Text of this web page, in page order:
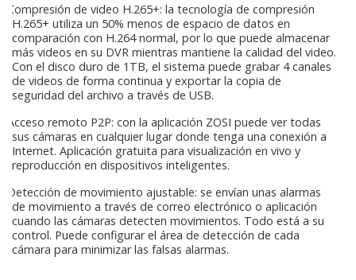
Compresión de video H.265+: la tecnología de compresión
H.265+ utiliza un 50% menos de espacio de datos en
comparación con H.264 normal, por lo que puede almacenar
más videos en su DVR mientras mantiene la calidad del video.
Con el disco duro de 1TB, el sistema puede grabar 4 canales
de videos de forma continua y exportar la copia de
seguridad del archivo a través de USB.
Acceso remoto P2P: con la aplicación ZOSI puede ver todas
sus cámaras en cualquier lugar donde tenga una conexión a
Internet. Aplicación gratuita para visualización en vivo y
reproducción en dispositivos inteligentes.
Detección de movimiento ajustable: se envían unas alarmas
de movimiento a través de correo electrónico o aplicación
cuando las cámaras detecten movimientos. Todo está a su
control. Puede configurar el área de detección de cada
cámara para minimizar las falsas alarmas.